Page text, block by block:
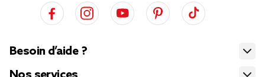
Besoin d’aide ?